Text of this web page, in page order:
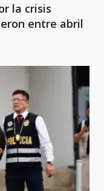
la crisis
entre abril